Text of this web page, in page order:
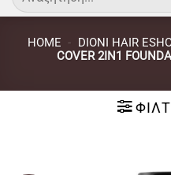
για:
HOME - DIONI HAIR
COVER 2IN1